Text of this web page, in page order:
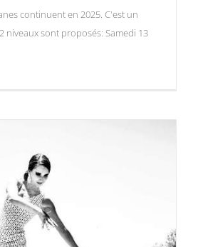
continuent en 2025. C'est un
niveaux sont proposés: Samedi 13